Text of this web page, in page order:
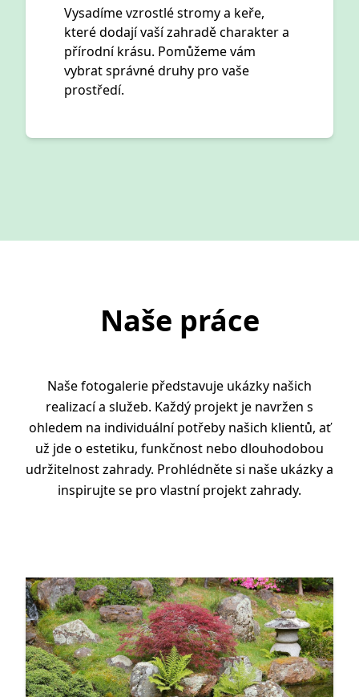
Vysadíme vzrostlé stromy a keře,
které dodají vaší zahradě charakter a
přírodní krásu. Pomůžeme vám
vybrat správné druhy pro vaše
prostředí.
Naše práce
Naše fotogalerie představuje ukázky našich
realizací a služeb. Každý projekt je navržen s
ohledem na individuální potřeby našich klientů, ať
už jde o estetiku, funkčnost nebo dlouhodobou
udržitelnost zahrady. Prohlédněte si naše ukázky a
inspirujte se pro vlastní projekt zahrady.